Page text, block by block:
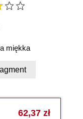
miękka
62,37 zł